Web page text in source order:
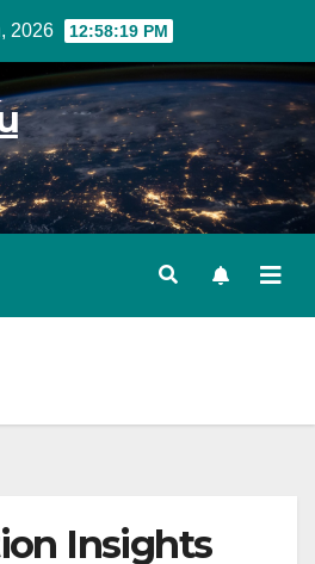
2026 12:58:20 PM
Insights